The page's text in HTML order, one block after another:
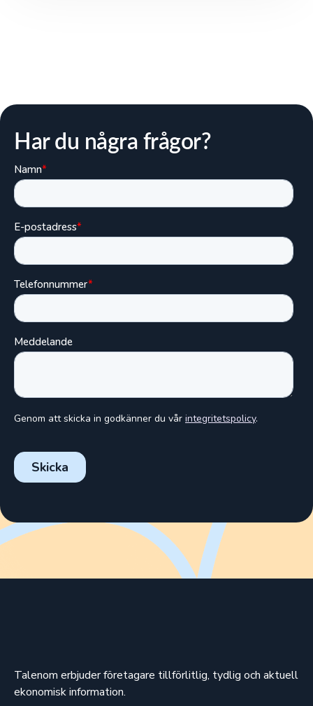
Har du några frågor?
Talenom erbjuder företagare tillförlitlig, tydlig och aktuell
ekonomisk information.